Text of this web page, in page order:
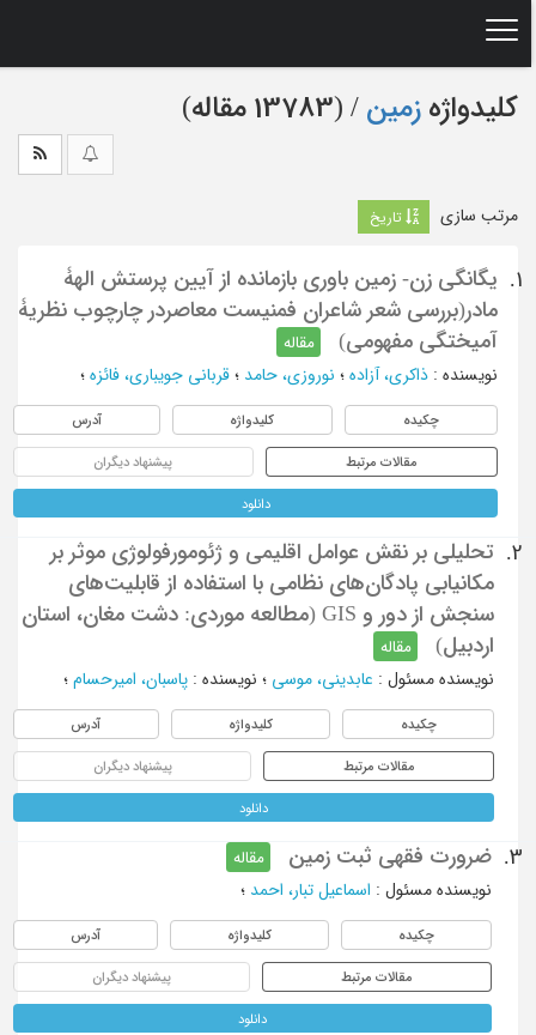
کلیدواژه زمین ‏/ (13783 مقاله)
مرتب سازی تاریخ
1.
یگانگی زن- زمین باوری بازمانده از آیین پرستش الهۀ
مادر(بررسی شعر شاعران فمنیست معاصردر چارچوب نظریۀ
آمیختگی مفهومی)
مقاله
نویسنده: ذاکری، آزاده؛ نوروزی، حامد؛ قربانی جویباری، فائزه؛
چکیده کلیدواژه آدرس
مقالات مرتبط پیشنهاد دیگران
دانلود
2.
تحلیلی بر نقش عوامل اقلیمی و ژئومورفولوژی موثر بر
مکانیابی پادگان‌های نظامی با استفاده از قابلیت‌های
سنجش از دور و GIS (مطالعه موردی: دشت مغان، استان
اردبیل)
مقاله
نویسنده مسئول : عابدینی، موسی ؛ نویسنده: پاسبان، امیرحسام؛
چکیده کلیدواژه آدرس
مقالات مرتبط پیشنهاد دیگران
دانلود
3. ضرورت فقهی ثبت زمین
مقاله
نویسنده مسئول : اسماعیل تبار، احمد؛
چکیده کلیدواژه آدرس
مقالات مرتبط پیشنهاد دیگران
دانلود